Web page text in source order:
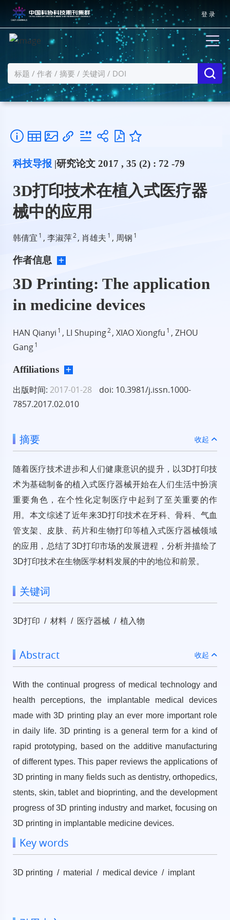
登 录
科技导报 |研究论文 2017 , 35 (2) : 72 -79
3D打印技术在植入式医疗器
械中的应用
韩倩宜 1 , 李淑萍2 , 肖雄夫 1 , 周钢 1
作者信息
3D Printing: The application
in medicine devices
HAN Qianyi 1 , LI Shuping2 , XIAO Xiongfu 1 , ZHOU
Gang1
Affiliations
出版时间: 2017-01-28
doi: 10.3981/j.issn.1000-
7857.2017.02.010
摘要 收起
随着医疗技术进步和人们健康意识的提升，以3D打印技
术为基础制备的植入式医疗器械开始在人们生活中扮演
重要角色，在个性化定制医疗中起到了至关重要的作
用。本文综述了近年来3D打印技术在牙科、骨科、气血
管支架、皮肤、药片和生物打印等植入式医疗器械领域
的应用，总结了3D打印市场的发展进程，分析并描绘了
3D打印技术在生物医学材料发展的中的地位和前景。
关键词
3D打印 / 材料 / 医疗器械 / 植入物
Abstract 收起
With the continual progress of medical technology and
health perceptions, the implantable medical devices
made with 3D printing play an ever more important role
in daily life. 3D printing is a general term for a kind of
rapid prototyping, based on the additive manufacturing
of different types. This paper reviews the applications of
3D printing in many fields such as dentistry, orthopedics,
stents, skin, tablet and bioprinting, and the development
progress of 3D printing industry and market, focusing on
3D printing in implantable medicine devices.
Key words
3D printing / material / medical device / implant